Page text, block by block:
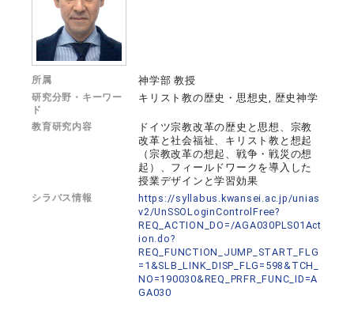
所属 神学部 教授
研究分野・キーワー
ド
キリスト教の歴史・思想史, 歴史神学
教育研究内容
ドイツ宗教改革の歴史と思想、宗教
改革と社会福祉、キリスト教と想起
（宗教改革の想起、戦争・戦災の想
起）、フィールドワークを導入した
授業デザインと学習効果
シラバス情報
https://syllabus.kwansei.ac.jp/unias
v2/UnSSOLoginControlFree?
REQ_ACTION_DO=/AGA030PLS01Act
ion.do?
REQ_FUNCTION_JUMP_START_FLG
=1&SLB_LINK_DISP_FLG=598&TCH_
NO=190030&REQ_PRFR_FUNC_ID=A
GA030